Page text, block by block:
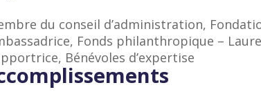
du conseil d’administration,
Fonds philanthropique –
Bénévoles d’expertise